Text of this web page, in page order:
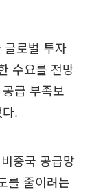
글로벌 투자
수요를 전망
급 부족보
.
중국 공급망
를 줄이려는